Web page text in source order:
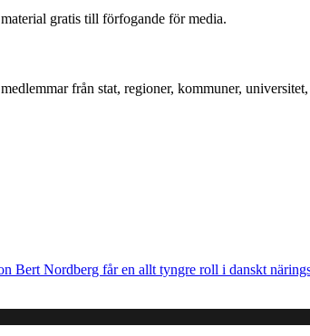
gratis till förfogande för media.
från stat, regioner, kommuner,
Bert Nordberg får en allt tyngre roll i danskt